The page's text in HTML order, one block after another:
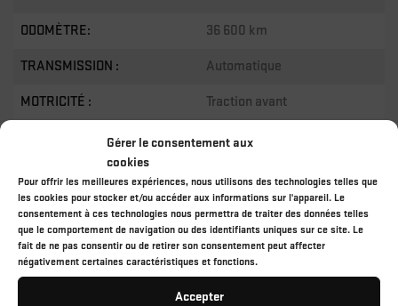
Gérer le consentement aux
cookies
Pour offrir les meilleures expériences, nous utilisons des technologies telles que
les cookies pour stocker et/ou accéder aux informations sur l'appareil. Le
consentement à ces technologies nous permettra de traiter des données telles
que le comportement de navigation ou des identifiants uniques sur ce site. Le
fait de ne pas consentir ou de retirer son consentement peut affecter
négativement certaines caractéristiques et fonctions.
Accepter
ODOMÈTRE: 36 600 km
TRANSMISSION : Automatique
MOTRICITÉ : Traction avant
3 Cylindres
CARBURANT : Essence
COULEUR EXTÉRIEUR : Rouge (GFM)
PORTES : 4